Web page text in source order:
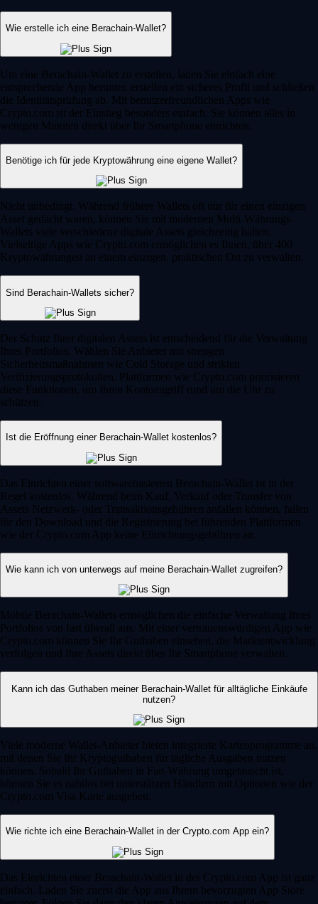
Wie erstelle ich eine Berachain-Wallet?
Um eine Berachain-Wallet zu erstellen, laden Sie einfach eine
entsprechende App herunter, erstellen ein sicheres Profil und schließen
die Identitätsprüfung ab. Mit benutzerfreundlichen Apps wie
Crypto.com ist der Einstieg besonders einfach: Sie können alles in
wenigen Minuten direkt über Ihr Smartphone einrichten.
Benötige ich für jede Kryptowährung eine eigene Wallet?
Nicht unbedingt. Während frühere Wallets oft nur für einen einzigen
Asset gedacht waren, können Sie mit modernen Multi-Währungs-
Wallets viele verschiedene digitale Assets gleichzeitig halten.
Vielseitige Apps wie Crypto.com ermöglichen es Ihnen, über 400
Kryptowährungen an einem einzigen, praktischen Ort zu verwalten.
Sind Berachain-Wallets sicher?
Der Schutz Ihrer digitalen Assets ist entscheidend für die Verwaltung
Ihres Portfolios. Wählen Sie Anbieter mit strengen
Sicherheitsmaßnahmen wie Cold Storage und strikten
Verifizierungsprotokollen. Plattformen wie Crypto.com priorisieren
diese Funktionen, um Ihren Kontozugriff rund um die Uhr zu
schützen.
Ist die Eröffnung einer Berachain-Wallet kostenlos?
Das Einrichten einer softwarebasierten Berachain-Wallet ist in der
Regel kostenlos. Während beim Kauf, Verkauf oder Transfer von
Assets Netzwerk- oder Transaktionsgebühren anfallen können, fallen
für den Download und die Registrierung bei führenden Plattformen
wie der Crypto.com App keine Einrichtungsgebühren an.
Wie kann ich von unterwegs auf meine Berachain-Wallet zugreifen?
Mobile Berachain-Wallets ermöglichen die einfache Verwaltung Ihres
Portfolios von fast überall aus. Mit einer vertrauenswürdigen App wie
Crypto.com können Sie Ihr Guthaben einsehen, die Marktentwicklung
verfolgen und Ihre Assets direkt über Ihr Smartphone verwalten.
Kann ich das Guthaben meiner Berachain-Wallet für alltägliche Einkäufe
nutzen?
Viele moderne Wallet-Anbieter bieten integrierte Kartenprogramme an,
mit denen Sie Ihr Kryptoguthaben für tägliche Ausgaben nutzen
können. Sobald Ihr Guthaben in Fiat-Währung umgetauscht ist,
können Sie es nahtlos bei unterstützen Händlern mit Optionen wie der
Crypto.com Visa Karte ausgeben.
Wie richte ich eine Berachain-Wallet in der Crypto.com App ein?
Das Einrichten einer Berachain-Wallet in der Crypto.com App ist ganz
einfach. Laden Sie zuerst die App aus Ihrem bevorzugten App Store